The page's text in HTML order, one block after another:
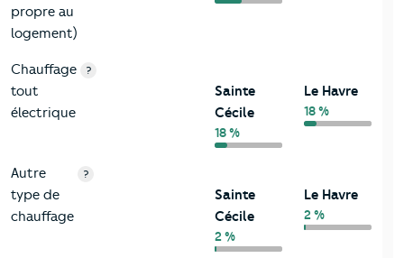
propre au
logement)
Chauffage
tout
électrique
?
Sainte
Cécile
18 %
Le Havre
18 %
Autre
type de
chauffage
?
Sainte
Cécile
2 %
Le Havre
2 %